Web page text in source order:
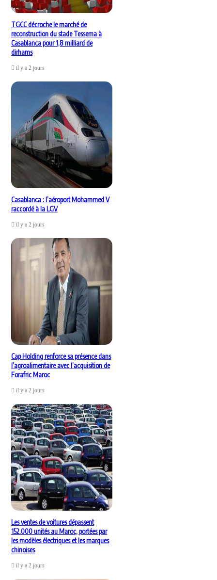
TGCC décroche le marché de
reconstruction du stade Tessema à
Casablanca pour 1,8 milliard de
dirhams
il y a 2 jours
Casablanca : l’aéroport Mohammed V
raccordé à la LGV
il y a 2 jours
Cap Holding renforce sa présence dans
l’agroalimentaire avec l’acquisition de
Forafric Maroc
il y a 2 jours
Les ventes de voitures dépassent
152.000 unités au Maroc, portées par
les modèles électriques et les marques
chinoises
il y a 2 jours